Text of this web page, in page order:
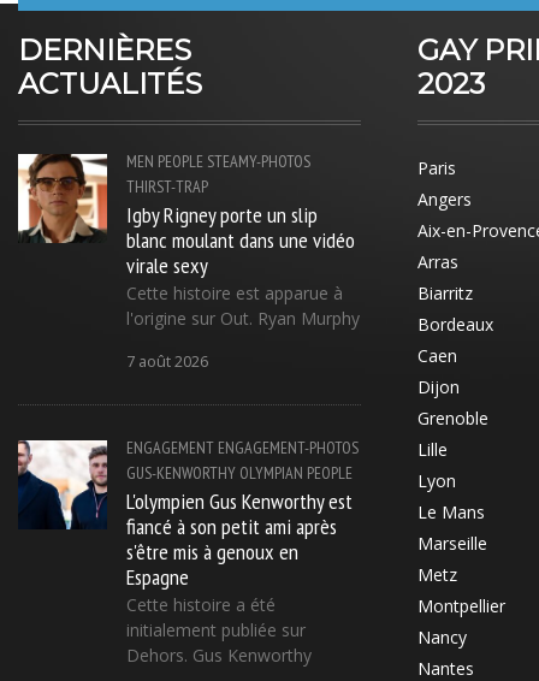
DERNIÈRES
ACTUALITÉS
MEN PEOPLE STEAMY-PHOTOS
THIRST-TRAP
Igby Rigney porte un slip
blanc moulant dans une vidéo
virale sexy
Cette histoire est apparue à
l'origine sur Out. Ryan Murphy
7 août 2026
ENGAGEMENT ENGAGEMENT-PHOTOS
GUS-KENWORTHY OLYMPIAN PEOPLE
L'olympien Gus Kenworthy est
fiancé à son petit ami après
s'être mis à genoux en
Espagne
Cette histoire a été
initialement publiée sur
Dehors. Gus Kenworthy
GAY
2023
Paris
Angers
Aix-en-
Arras
Biarritz
Bordeaux
Caen
Dijon
Grenoble
Lille
Lyon
Le Mans
Marseille
Metz
Montpellier
Nancy
Nantes